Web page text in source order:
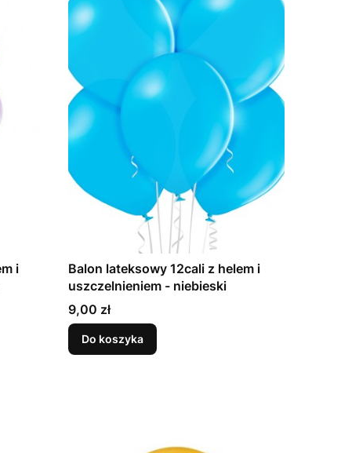
i
Balon lateksowy 12cali z helem i
uszczelnieniem - niebieski
Cena
9,00 zł
Do koszyka